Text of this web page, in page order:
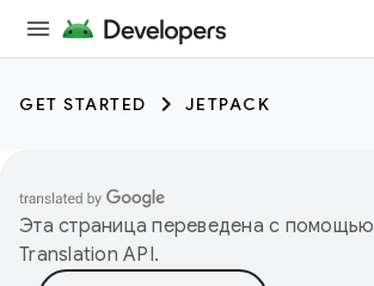
GET STARTED JETPACK
Эта страница переведена с помощью
Translation API.